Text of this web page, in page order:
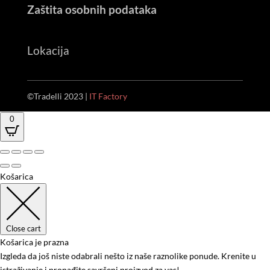
Zaštita osobnih podataka
Lokacija
©Tradelli 2023 | IT Factory
0
Košarica
Close cart
Košarica je prazna
Izgleda da još niste odabrali nešto iz naše raznolike ponude. Krenite u